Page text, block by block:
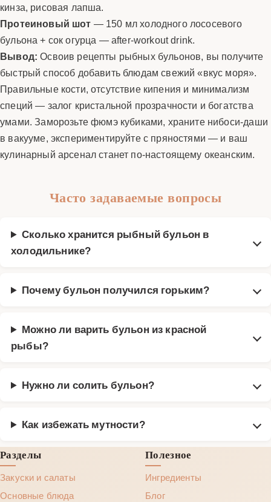
кинза, рисовая лапша.
Протеиновый шот — 150 мл холодного лососевого
бульона + сок огурца — after-workout drink.
Вывод: Освоив рецепты рыбных бульонов, вы получите
быстрый способ добавить блюдам свежий «вкус моря».
Правильные кости, отсутствие кипения и минимализм
специй — залог кристальной прозрачности и богатства
умами. Заморозьте фюмэ кубиками, храните нибоси-даши
в вакууме, экспериментируйте с пряностями — и ваш
кулинарный арсенал станет по-настоящему океанским.
Часто задаваемые вопросы
Сколько хранится рыбный бульон в
холодильнике?
Почему бульон получился горьким?
Можно ли варить бульон из красной
рыбы?
Нужно ли солить бульон?
Как избежать мутности?
Разделы
Закуски и салаты
Основные блюда
Полезное
Ингредиенты
Блог